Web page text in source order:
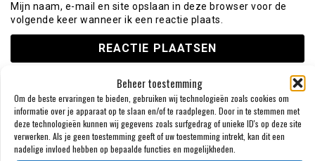
Beheer toestemming
Om de beste ervaringen te bieden, gebruiken wij technologieën zoals cookies om
informatie over je apparaat op te slaan en/of te raadplegen. Door in te stemmen met
deze technologieën kunnen wij gegevens zoals surfgedrag of unieke ID's op deze site
verwerken. Als je geen toestemming geeft of uw toestemming intrekt, kan dit een
nadelige invloed hebben op bepaalde functies en mogelijkheden.
Mijn naam, e-mail en site opslaan in deze browser voor de
volgende keer wanneer ik een reactie plaats.
VOLG ONS OP FACEBOOK